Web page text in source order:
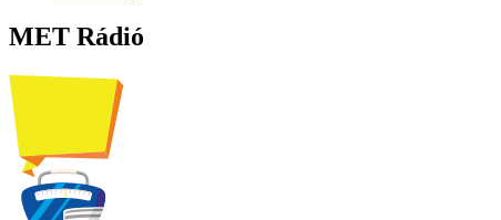
MET Rádió